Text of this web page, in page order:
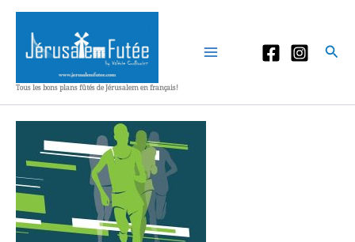
Aller
contenu
Tous les bons plans fûtés de Jérusalem en français!